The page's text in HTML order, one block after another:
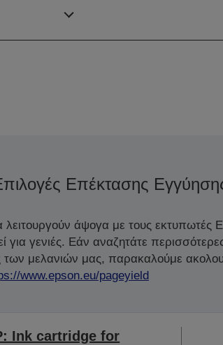
Επέκτασης
λειτουργούν άψογα με τους
για γενιές. Εάν αναζητάτε
των μελανιών μας, παρακαλούμε
www.epson.eu/pageyield
Ink cartridge for